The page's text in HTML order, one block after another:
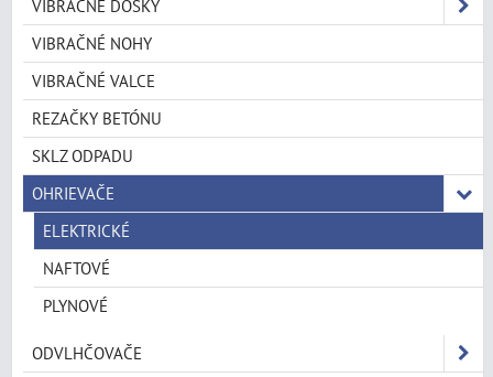
VIBRAČNÉ DOSKY
VIBRAČNÉ NOHY
VIBRAČNÉ VALCE
REZAČKY BETÓNU
SKLZ ODPADU
OHRIEVAČE
ELEKTRICKÉ
NAFTOVÉ
PLYNOVÉ
ODVLHČOVAČE